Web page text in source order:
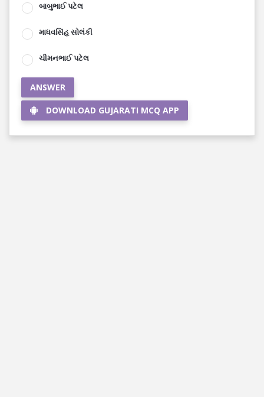
બાબુભાઈ પટેલ
માધવસિંહ સોલંકી
ચીમનભાઈ પટેલ
ANSWER
DOWNLOAD GUJARATI MCQ APP